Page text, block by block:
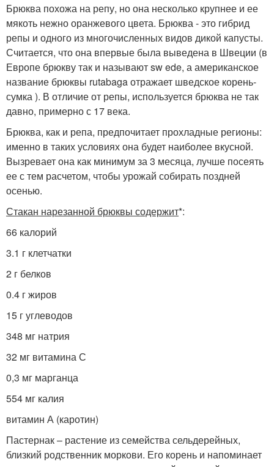
Брюква похожа на репу, но она несколько крупнее и ее
мякоть нежно оранжевого цвета. Брюква - это гибрид
репы и одного из многочисленных видов дикой капусты.
Считается, что она впервые была выведена в Швеции (в
Европе брюкву так и называют sw ede, а американское
название брюквы rutabaga отражает шведское корень-
сумка ). В отличие от репы, используется брюква не так
давно, примерно с 17 века.
Брюква, как и репа, предпочитает прохладные регионы:
именно в таких условиях она будет наиболее вкусной.
Вызревает она как минимум за 3 месяца, лучше посеять
ее с тем расчетом, чтобы урожай собирать поздней
осенью.
Стакан нарезанной брюквы содержит*:
66 калорий
3.1 г клетчатки
2 г белков
0.4 г жиров
15 г углеводов
348 мг натрия
32 мг витамина С
0,3 мг марганца
554 мг калия
витамин А (каротин)
Пастернак – растение из семейства сельдерейных,
близкий родственник моркови. Его корень и напоминает